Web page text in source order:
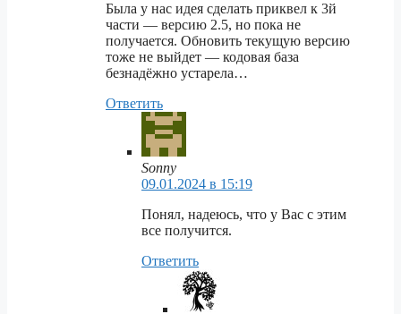
Была у нас идея сделать приквел к 3й
части — версию 2.5, но пока не
получается. Обновить текущую версию
тоже не выйдет — кодовая база
безнадёжно устарела…
Ответить
Sonny
09.01.2024 в 15:19
Понял, надеюсь, что у Вас с этим
все получится.
Ответить